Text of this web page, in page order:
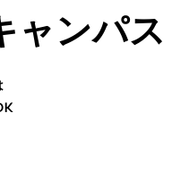
ャンパス